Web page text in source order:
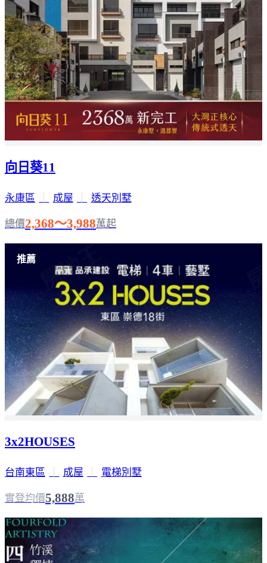
向日葵11
永康區 成屋 透天別墅
總價2,368～3,988萬起
推薦
3x2HOUSES
台南東區 成屋 電梯別墅
實登均價5,888萬